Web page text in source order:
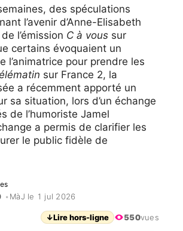
des spéculations
l’avenir d’Anne-Elisabeth
l’émission C à vous sur
certains évoquaient un
l’animatrice pour prendre les
sur France 2, la
a récemment apporté un
sa situation, lors d’un échange
de l’humoriste Jamel
a permis de clarifier les
le public fidèle de
• MàJ le 1 jul 2026
↓Lire hors-ligne 550vues